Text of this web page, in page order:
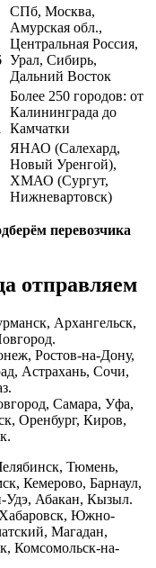
СПб, Москва,
Амурская обл.,
Центральная Россия,
Урал, Сибирь,
Дальний Восток
Более 250 городов: от
Калининграда до
Камчатки
ЯНАО (Салехард,
Новый Уренгой),
ХМАО (Сургут,
Нижневартовск)
перевозчика
отправляем
Архангельск,
Ростов-на-Дону,
Астрахань, Сочи,
Самара, Уфа,
Оренбург, Киров,
Тюмень,
Кемерово, Барнаул,
Удэ, Абакан, Кызыл.
Южно-
Магадан,
Комсомольск-на-